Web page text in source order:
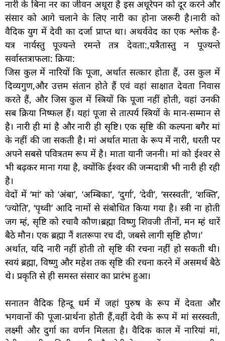
नारी के बिना नर का जीवन अधूरा है इस अधूरेपन को दूर करने और
संसार को आगे चलाने के लिए नारी का होना जरूरी है।नारी को
वैदिक युग में देवी का दर्जा प्राप्त था। अथर्ववेद का एक श्लोक है-
यत्र नार्यस्तु पूज्यन्ते रमन्ते तत्र देवता:,यत्रैतास्तु न पूज्यन्ते
सर्वास्तत्राफला: क्रिया:
जिस कुल में नारियों कि पूजा, अर्थात सत्कार होता हैं, उस कुल में
दिव्यगुण,और उत्तम संतान होते हैं एवं वहां साक्षात देवता निवास
करते हैं, और जिस कुल में स्त्रियों कि पूजा नहीं होती, वहां उनकी
सब क्रिया निष्फल हैं। यहां पूजा से तात्पर्य स्त्रियों के मान-सम्मान से
है। नारी ही मां है और नारी ही सृष्टि। एक सृष्टि की कल्पना बगैर मां
के नहीं की जा सकती है। मां अर्थात माता के रूप में नारी, धरती पर
अपने सबसे पवित्रतम रूप में है। माता यानी जननी। मां को ईश्वर से
भी बढ़कर माना गया है, क्योंकि ईश्वर की जन्मदात्री भी नारी ही रही
है।
वेदों में ‘मां’ को ‘अंबा’, ‘अम्बिका’, ‘दुर्गा’, ‘देवी’, ‘सरस्वती’, ‘शक्ति’,
‘ज्योति’, ‘पृथ्वी’ आदि नामों से संबोधित किया गया है। स्त्री ना होती
जग म्हं, सृष्टि को रचावै कौण।ब्रह्मा विष्णु शिवजी तीनों, मन म्हं धारें
बैठे मौन। एक ब्रह्मा नैं शतरूपा रच दी, जबसे लागी सृष्टि हौण।’
अर्थात, यदि नारी नहीं होती तो सृष्टि की रचना नहीं हो सकती थी।
स्वयं ब्रह्मा, विष्णु और महेश तक सृष्टि की रचना करने में असमर्थ बैठे
थे। प्रकृति से ही समस्त संसार का प्रारंभ हुआ।
सनातन वैदिक हिन्दू धर्म में जहां पुरुष के रूप में देवता और
भगवानों की पूजा-प्रार्थना होती हैं,वहीं देवी के रूप में मां सरस्वती,
लक्ष्मी और दुर्गा का वर्णन मिलता है। वैदिक काल में नारियां मां,